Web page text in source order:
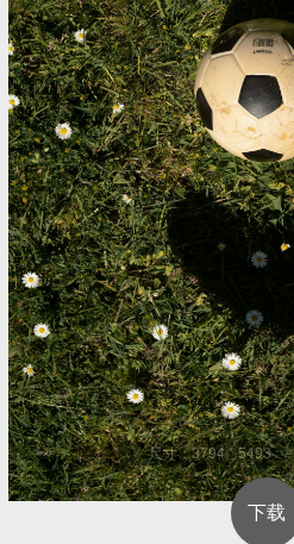
尺寸：3794 * 5493
下载